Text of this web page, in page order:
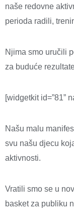
naše redovne
perioda radili,
Njima smo uručili
za buduće
[widgetkit id=”81”
Našu malu
svu našu djecu
aktivnosti.
Vratili smo se u
basket za publiku